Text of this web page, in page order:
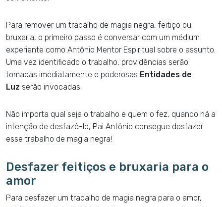
Para remover um trabalho de magia negra, feitiço ou
bruxaria, o primeiro passo é conversar com um médium
experiente como Antônio Mentor Espiritual sobre o assunto.
Uma vez identificado o trabalho, providências serão
tomadas imediatamente e poderosas Entidades de
Luz serão invocadas.
Não importa qual seja o trabalho e quem o fez, quando há a
intenção de desfazê-lo, Pai Antônio consegue desfazer
esse trabalho de magia negra!
Desfazer feitiços e bruxaria para o
amor
Para desfazer um trabalho de magia negra para o amor,